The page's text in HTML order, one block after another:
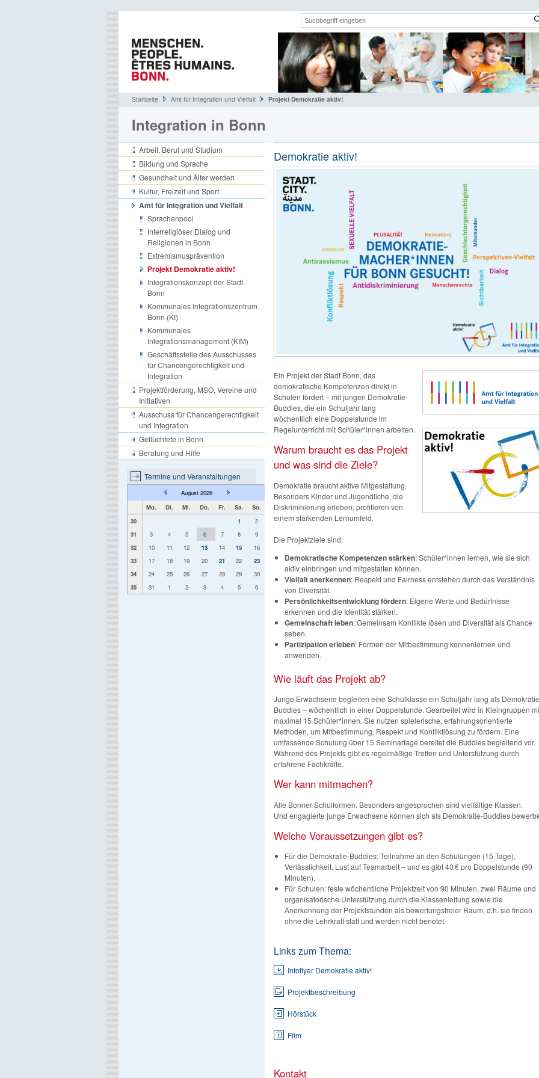
Suchwort:
Startseite Amt für Integration und Vielfalt Projekt Demokratie aktiv!
Integration in Bonn
Arbeit, Beruf und Studium
Bildung und Sprache
Gesundheit und Älter werden
Kultur, Freizeit und Sport
Amt für Integration und Vielfalt
Sprachenpool
Interreligiöser Dialog und
Religionen in Bonn
Extremismusprävention
Projekt Demokratie aktiv!
Integrationskonzept der Stadt
Bonn
Kommunales Integrationszentrum
Bonn (KI)
Kommunales
Integrationsmanagement (KIM)
Geschäftsstelle des Ausschusses
für Chancengerechtigkeit und
Integration
Projektförderung, MSO, Vereine und
Initiativen
Ausschuss für Chancengerechtigkeit
und Integration
Geflüchtete in Bonn
Beratung und Hilfe
Termine und Veranstaltungen
August 2026
Mo.
Di. Mi. Do. Fr. Sa.
So.
30
1
2
31
3 4 5 6 7 8
9
32
10 11 12 13 14 15
16
33
17 18 19 20 21 22
23
34
24 25 26 27 28 29
30
35
31 1 2 3 4 5 6
Demokratie aktiv!
Ein Projekt der Stadt Bonn, das
demokratische Kompetenzen direkt in
Schulen fördert – mit jungen Demokratie-
Buddies, die ein Schuljahr lang
wöchentlich eine Doppelstunde im
Regelunterricht mit Schüler*innen arbeiten.
Warum braucht es das Projekt
und was sind die Ziele?
Demokratie braucht aktive Mitgestaltung.
Besonders Kinder und Jugendliche, die
Diskriminierung erleben, profitieren von
einem stärkenden Lernumfeld.
Die Projektziele sind:
Demokratische Kompetenzen stärken: Schüler*innen lernen, wie sie sich
aktiv einbringen und mitgestalten können.
Vielfalt anerkennen: Respekt und Fairness entstehen durch das Verständnis
von Diversität.
Persönlichkeitsentwicklung fördern: Eigene Werte und Bedürfnisse
erkennen und die Identität stärken.
Gemeinschaft leben: Gemeinsam Konflikte lösen und Diversität als Chance
sehen.
Partizipation erleben: Formen der Mitbestimmung kennenlernen und
anwenden.
Wie läuft das Projekt ab?
Junge Erwachsene begleiten eine Schulklasse ein Schuljahr lang als
Buddies – wöchentlich in einer Doppelstunde. Gearbeitet wird in Kleingruppen
maximal 15 Schüler*innen. Sie nutzen spielerische, erfahrungsorientierte
Methoden, um Mitbestimmung, Respekt und Konfliktlösung zu fördern. Eine
umfassende Schulung über 15 Seminartage bereitet die Buddies begleitend vor.
Während des Projekts gibt es regelmäßige Treffen und Unterstützung durch
erfahrene Fachkräfte.
Wer kann mitmachen?
Alle Bonner Schulformen. Besonders angesprochen sind vielfältige Klassen.
Und engagierte junge Erwachsene können sich als Demokratie-Buddies
Welche Voraussetzungen gibt es?
Für die Demokratie-Buddies: Teilnahme an den Schulungen (15 Tage),
Verlässlichkeit, Lust auf Teamarbeit – und es gibt 40 € pro Doppelstunde (90
Minuten).
Für Schulen: feste wöchentliche Projektzeit von 90 Minuten, zwei Räume und
organisatorische Unterstützung durch die Klassenleitung sowie die
Anerkennung der Projektstunden als bewertungsfreier Raum, d.h. sie finden
ohne die Lehrkraft statt und werden nicht benotet.
Links zum Thema:
Infoflyer Demokratie aktiv!
Projektbeschreibung
Hörstück
Film
Kontakt